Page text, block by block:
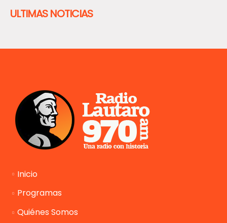
ULTIMAS NOTICIAS
Inicio
Programas
Quiénes Somos